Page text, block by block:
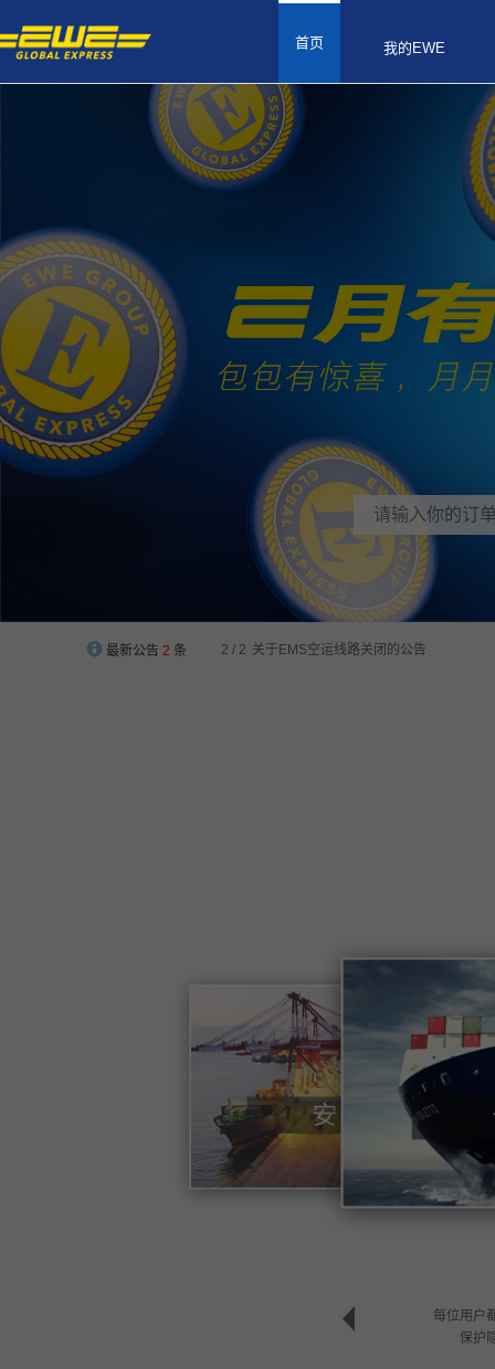
首页 我的EWE
最新公告 2 条 2 / 2 关于EMS空运线路关闭的公告
每位用户
保护